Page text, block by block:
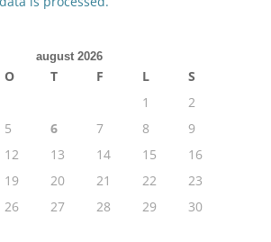
august 2026
O T F L
S
1
2
5 6 7 8
9
12 13 14 15
16
19 20 21 22
23
26 27 28 29
30